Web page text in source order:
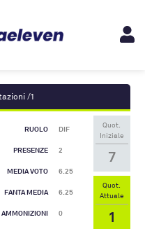
/1
RUOLO DIF
PRESENZE 2
MEDIA VOTO 6.25
FANTA MEDIA 6.25
AMMONIZIONI 0
Quot.
Iniziale
7
Quot.
Attuale
1